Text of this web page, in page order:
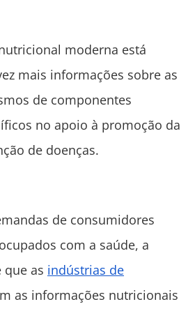
moderna está
mais informações sobre as
de componentes
no apoio à promoção da
de doenças.
de consumidores
com a saúde, a
que as indústrias de
as informações nutricionais